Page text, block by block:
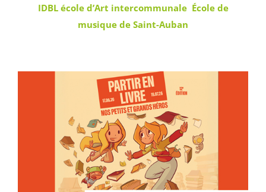
IDBL école d’Art intercommunale École de
musique de Saint-Auban